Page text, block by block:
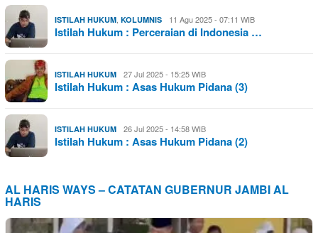
ISTILAH HUKUM, KOLUMNIS 11 Agu 2025 - 07:11 WIB
Istilah Hukum : Perceraian di Indonesia …
ISTILAH HUKUM 27 Jul 2025 - 15:25 WIB
Istilah Hukum : Asas Hukum Pidana (3)
ISTILAH HUKUM 26 Jul 2025 - 14:58 WIB
Istilah Hukum : Asas Hukum Pidana (2)
AL HARIS WAYS – CATATAN GUBERNUR JAMBI AL
HARIS